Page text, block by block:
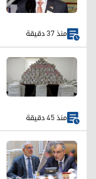
منذ 37 دقيقة
منذ 45 دقيقة